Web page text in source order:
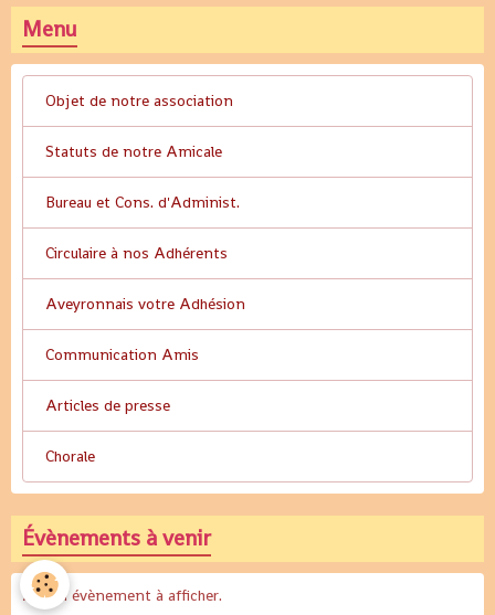
Menu
Objet de notre association
Statuts de notre Amicale
Bureau et Cons. d'Administ.
Circulaire à nos Adhérents
Aveyronnais votre Adhésion
Communication Amis
Articles de presse
Chorale
Évènements à venir
Aucun évènement à afficher.